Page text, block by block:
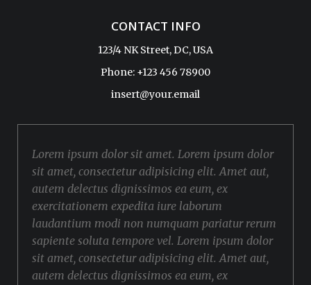
CONTACT INFO
123/4 NK Street, DC, USA
Phone: +123 456 78900
insert@your.email
Lorem ipsum dolor sit amet. Lorem ipsum dolor
sit amet, consectetur adipisicing elit. Amet aut,
autem delectus dignissimos ea eum, ex
exercitationem expedita iure laborum
laudantium modi non numquam pariatur rerum
sapiente soluta tempore vel. Lorem ipsum dolor
sit amet, consectetur adipisicing elit. Amet aut,
autem delectus dignissimos ea eum, ex